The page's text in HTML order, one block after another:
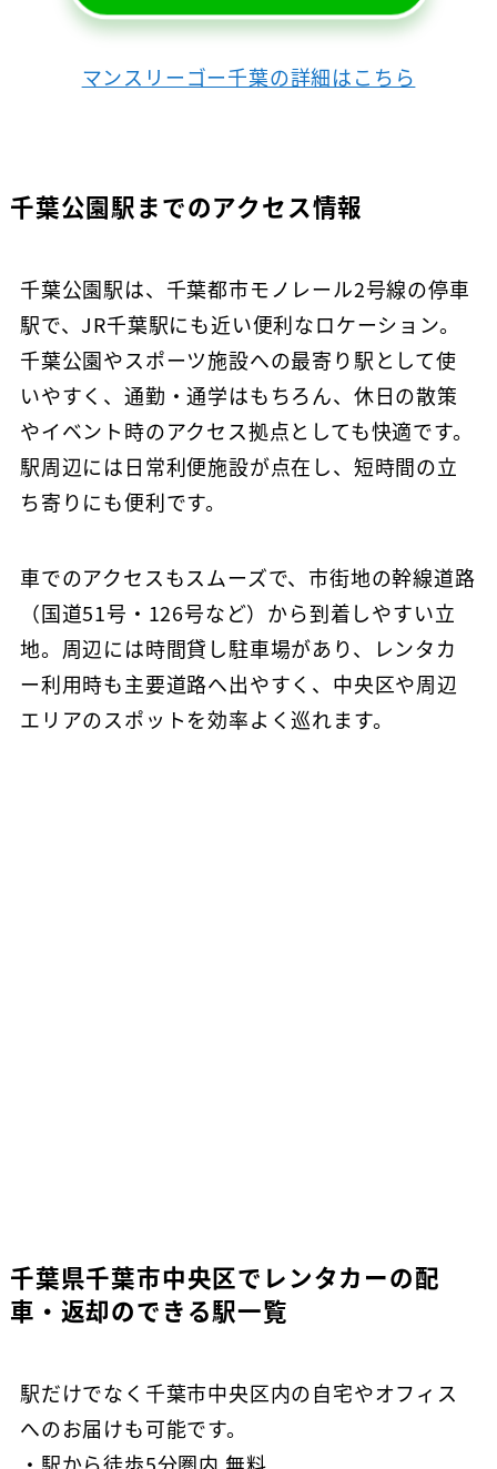
マンスリーゴー千葉の詳細はこちら
千葉公園駅までのアクセス情報
千葉公園駅は、千葉都市モノレール2号線の停車
駅で、JR千葉駅にも近い便利なロケーション。
千葉公園やスポーツ施設への最寄り駅として使
いやすく、通勤・通学はもちろん、休日の散策
やイベント時のアクセス拠点としても快適です。
駅周辺には日常利便施設が点在し、短時間の立
ち寄りにも便利です。
車でのアクセスもスムーズで、市街地の幹線道路
（国道51号・126号など）から到着しやすい立
地。周辺には時間貸し駐車場があり、レンタカ
ー利用時も主要道路へ出やすく、中央区や周辺
エリアのスポットを効率よく巡れます。
千葉県千葉市中央区でレンタカーの配
車・返却のできる駅一覧
駅だけでなく千葉市中央区内の自宅やオフィス
へのお届けも可能です。
・駅から徒歩5分圏内 無料